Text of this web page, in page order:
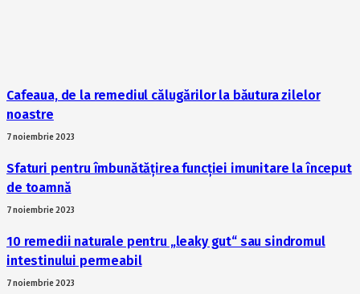
Cafeaua, de la remediul călugărilor la băutura zilelor
noastre
7 noiembrie 2023
Sfaturi pentru îmbunătățirea funcției imunitare la început
de toamnă
7 noiembrie 2023
10 remedii naturale pentru „leaky gut“ sau sindromul
intestinului permeabil
7 noiembrie 2023